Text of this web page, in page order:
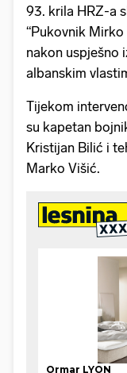
93. krila HRZ-a
“Pukovnik Mirko
nakon uspješno
albanskim
Tijekom
su kapetan
Kristijan Bilić i
Marko Višić.